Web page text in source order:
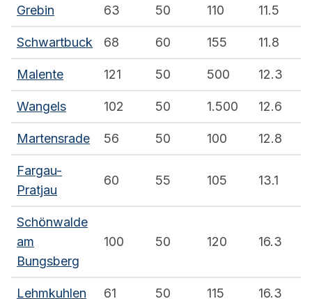
Grebin 63 50 110 11.5
Schwartbuck 68 60 155 11.8
Malente 121 50 500 12.3
Wangels 102 50 1.500 12.6
Martensrade 56 50 100 12.8
Fargau-
Pratjau
60 55 105 13.1
Schönwalde
am
Bungsberg
100 50 120 16.3
Lehmkuhlen 61 50 115 16.3